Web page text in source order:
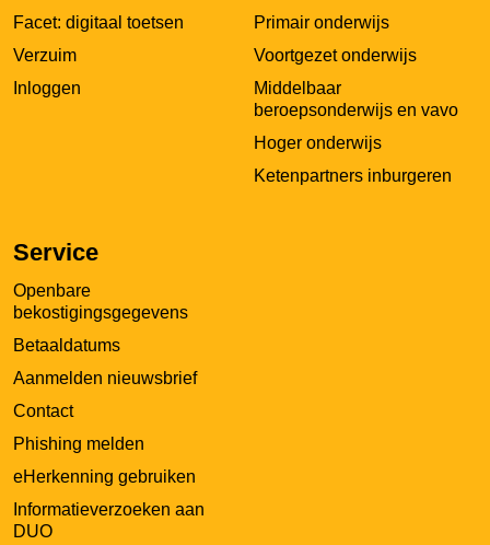
nieuw
Facet: digitaal toetsen
Verzuim
Inloggen
Primair onderwijs
Voortgezet onderwijs
Middelbaar
beroepsonderwijs en vavo
Hoger onderwijs
Ketenpartners inburgeren
Service
Openbare
bekostigingsgegevens
Betaaldatums
Aanmelden nieuwsbrief
Contact
Phishing melden
eHerkenning gebruiken
Informatieverzoeken aan
DUO